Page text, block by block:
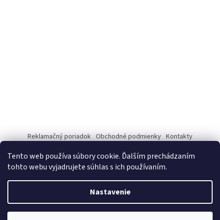
Tento web používa súbory cookie. Ďalším prechádzaním
tohto webu vyjadrujete súhlas s ich používaním.
Nastavenie
Reklamačný poriadok Obchodné podmienky Kontakty
Copyright 2026www.vitaminyprezdravie.sk. Všetky práva